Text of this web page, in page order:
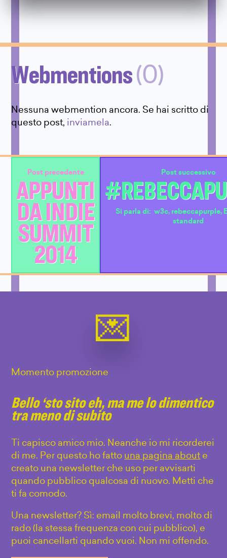
Webmentions(0)
Nessuna webmention ancora. Se hai scritto di
questo post, inviamela.
Post precedente
APPUNTI
DA INDIE
SUMMIT
2014
Post successivo
Si parla di:w3c, rebeccapurple,
standard
Momento promozione
Bello ‘sto sito eh, ma me lo dimentico
tra meno di subito
Ti capisco amico mio. Neanche io mi ricorderei
di me. Per questo ho fatto una pagina about e
creato una newsletter che uso per avvisarti
quando pubblico qualcosa di nuovo. Metti che
ti fa comodo.
Una newsletter? Sì: email molto brevi, molto di
rado (la stessa frequenza con cui pubblico), e
puoi cancellarti quando vuoi. Non mi offendo.